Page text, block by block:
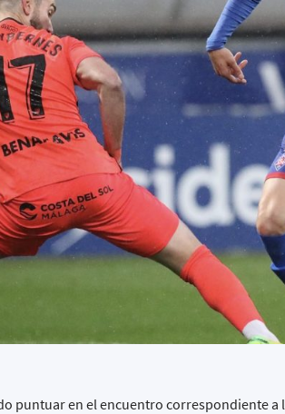
puntuar en el encuentro correspondiente a